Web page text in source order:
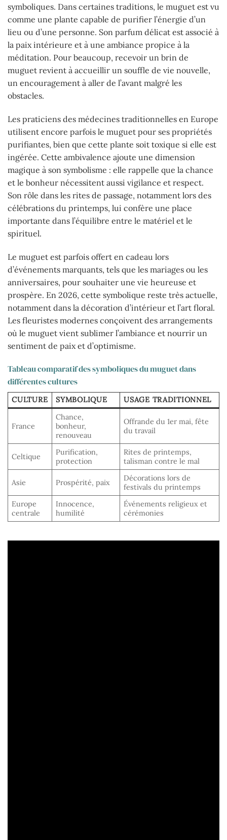
symboliques. Dans certaines traditions, le muguet est vu
comme une plante capable de purifier l’énergie d’un
lieu ou d’une personne. Son parfum délicat est associé à
la paix intérieure et à une ambiance propice à la
méditation. Pour beaucoup, recevoir un brin de
muguet revient à accueillir un souffle de vie nouvelle,
un encouragement à aller de l’avant malgré les
obstacles.
Les praticiens des médecines traditionnelles en Europe
utilisent encore parfois le muguet pour ses propriétés
purifiantes, bien que cette plante soit toxique si elle est
ingérée. Cette ambivalence ajoute une dimension
magique à son symbolisme : elle rappelle que la chance
et le bonheur nécessitent aussi vigilance et respect.
Son rôle dans les rites de passage, notamment lors des
célébrations du printemps, lui confère une place
importante dans l’équilibre entre le matériel et le
spirituel.
Le muguet est parfois offert en cadeau lors
d’événements marquants, tels que les mariages ou les
anniversaires, pour souhaiter une vie heureuse et
prospère. En 2026, cette symbolique reste très actuelle,
notamment dans la décoration d’intérieur et l’art floral.
Les fleuristes modernes conçoivent des arrangements
où le muguet vient sublimer l’ambiance et nourrir un
sentiment de paix et d’optimisme.
Tableau comparatif des symboliques du muguet dans
différentes cultures
CULTURE SYMBOLIQUE USAGE TRADITIONNEL
France
Chance,
bonheur,
renouveau
Offrande du 1er mai, fête
du travail
Celtique
Purification,
protection
Rites de printemps,
talisman contre le mal
Asie Prospérité, paix
Décorations lors de
festivals du printemps
Europe
centrale
Innocence,
humilité
Événements religieux et
cérémonies